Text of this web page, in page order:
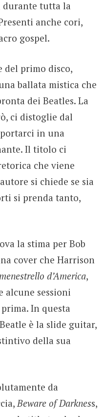
durante tutta la
anche cori,
gospel.
del primo disco,
ballata mistica che
dei Beatles. La
ci distoglie dal
in una
Il titolo ci
che viene
si chiede se sia
si prenda tanto,
la stima per Bob
cover che Harrison
menestrello d’America,
alcune sessioni
In questa
è la slide guitar,
della sua
da
Beware of Darkness,